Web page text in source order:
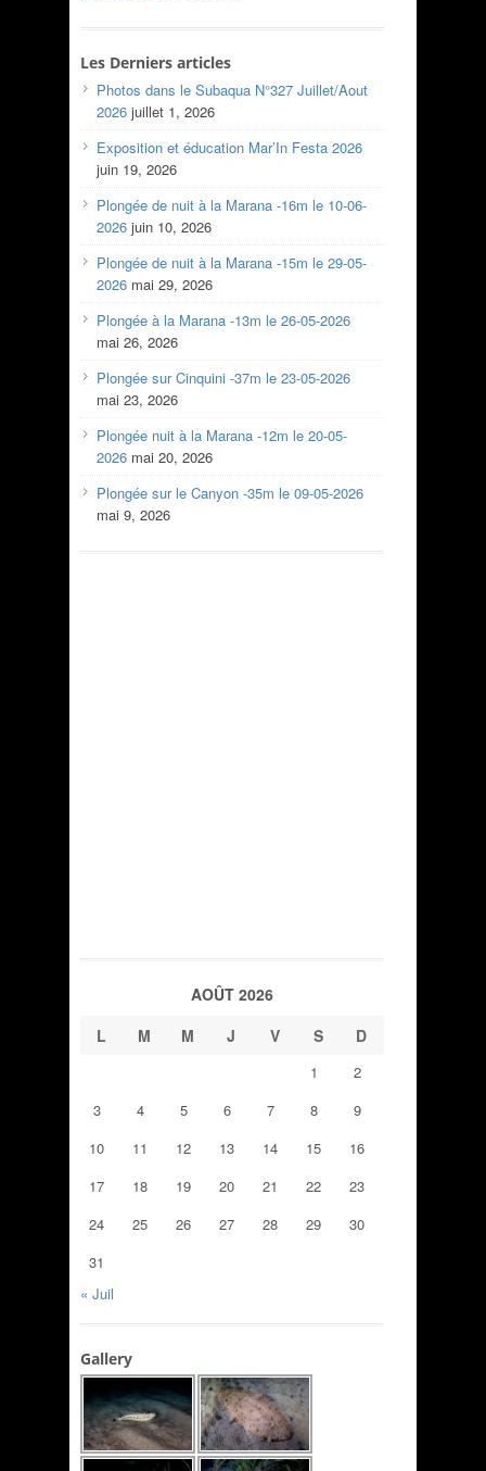
Les Derniers articles
Photos dans le Subaqua N°327 Juillet/Aout
2026 juillet 1, 2026
Exposition et éducation Mar’In Festa 2026
juin 19, 2026
Plongée de nuit à la Marana -16m le 10-06-
2026 juin 10, 2026
Plongée de nuit à la Marana -15m le 29-05-
2026 mai 29, 2026
Plongée à la Marana -13m le 26-05-2026
mai 26, 2026
Plongée sur Cinquini -37m le 23-05-2026
mai 23, 2026
Plongée nuit à la Marana -12m le 20-05-
2026 mai 20, 2026
Plongée sur le Canyon -35m le 09-05-2026
mai 9, 2026
AOÛT 2026
L
M M J V S D
1
2
3
4 5 6 7 8
9
10
11 12 13 14 15
16
17
18 19 20 21 22
23
24
25 26 27 28 29
30
31
« Juil
Gallery